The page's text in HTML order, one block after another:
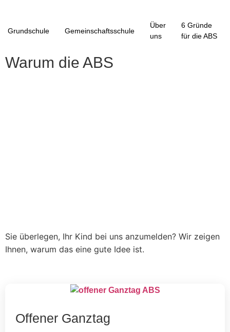
Grundschule Gemeinschaftsschule
Über
uns
6 Gründe
für die ABS
Warum die ABS
Sie überlegen, Ihr Kind bei uns anzumelden? Wir zeigen
Ihnen, warum das eine gute Idee ist.
Offener Ganztag